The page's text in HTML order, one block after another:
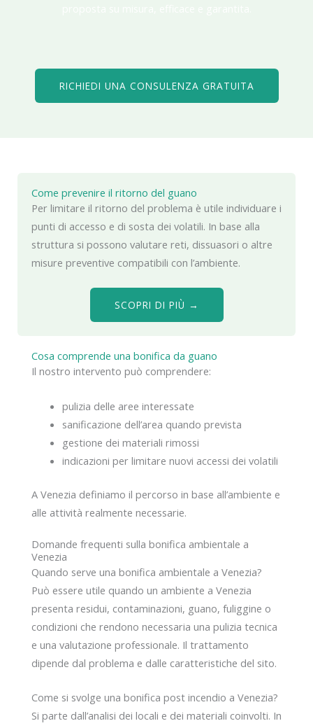
RICHIEDI UNA CONSULENZA GRATUITA
Cosa comprende una bonifica da guano
Il nostro intervento può comprendere:
pulizia delle aree interessate
sanificazione dell’area quando prevista
gestione dei materiali rimossi
indicazioni per limitare nuovi accessi dei volatili
A Venezia definiamo il percorso in base all’ambiente e
alle attività realmente necessarie.
Domande frequenti sulla bonifica ambientale a
Venezia
Quando serve una bonifica ambientale a Venezia?
Può essere utile quando un ambiente a Venezia
presenta residui, contaminazioni, guano, fuliggine o
condizioni che rendono necessaria una pulizia tecnica
e una valutazione professionale. Il trattamento
dipende dal problema e dalle caratteristiche del sito.
Come si svolge una bonifica post incendio a Venezia?
Si parte dall’analisi dei locali e dei materiali coinvolti. In
Come prevenire il ritorno del guano
Per limitare il ritorno del problema è utile individuare i
punti di accesso e di sosta dei volatili. In base alla
struttura si possono valutare reti, dissuasori o altre
misure preventive compatibili con l’ambiente.
SCOPRI DI PIÙ →